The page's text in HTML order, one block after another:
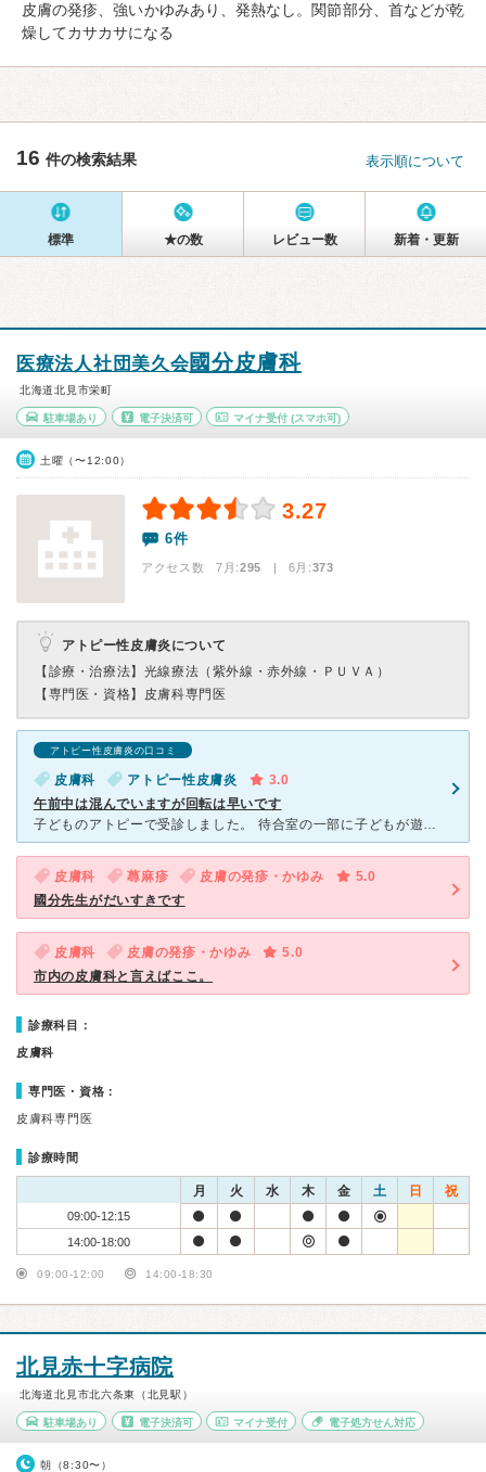
皮膚の発疹、強いかゆみあり、発熱なし。関節部分、首などが乾
燥してカサカサになる
16 件の検索結果 表示順について
標準 ★の数 レビュー数 新着・更新
医療法人社団美久会國分皮膚科
北海道北見市栄町
駐車場あり 電子決済可 マイナ受付 (スマホ可)
土曜（〜12:00）
3.27
6件
アクセス数 7月:295 | 6月:373
アトピー性皮膚炎について
【診療・治療法】 光線療法（紫外線・赤外線・ＰＵＶＡ）
【専門医・資格】 皮膚科専門医
アトピー性皮膚炎の口コミ
皮膚科 アトピー性皮膚炎
3.0
午前中は混んでいますが回転は早いです
子どものアトピーで受診しました。 待合室の一部に子どもが遊べる小上がりがあり、狭いですが助かります。 先生は日替わりで変わります。 午前中に行くといつも混んでいますが、一度に5人ほど呼ばれるので
皮膚科 蕁麻疹 皮膚の発疹・かゆみ
5.0
國分先生がだいすきです
皮膚科 皮膚の発疹・かゆみ
5.0
市内の皮膚科と言えばここ。
診療科目：
皮膚科
専門医・資格：
皮膚科専門医
診療時間
月 火 水 木 金 土 日 祝
09:00-12:15
14:00-18:00
09:00-12:00 14:00-18:30
北見赤十字病院
北海道北見市北六条東（北見駅）
駐車場あり 電子決済可 マイナ受付 電子処方せん対応
朝（8:30〜）